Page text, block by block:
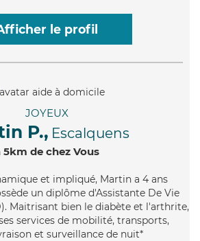
le profil
JOYEUX
P., Escalquens
5km de chez Vous
et impliqué, Martin a 4 ans
un diplôme d'Assistante De Vie
Maitrisant bien le diabète et l'arthrite,
services de mobilité, transports,
et surveillance de nuit*